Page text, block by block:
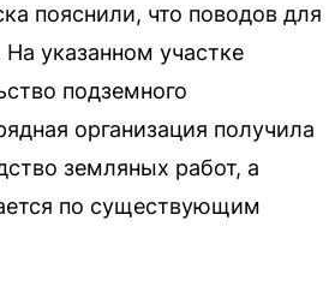
пояснили, что поводов для
На указанном участке
подземного
организация получила
земляных работ, а
по существующим